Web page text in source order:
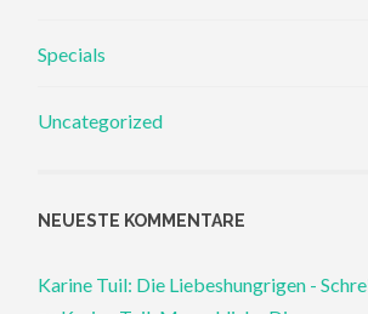
Specials
Uncategorized
NEUESTE KOMMENTARE
Karine Tuil: Die Liebeshungrigen -